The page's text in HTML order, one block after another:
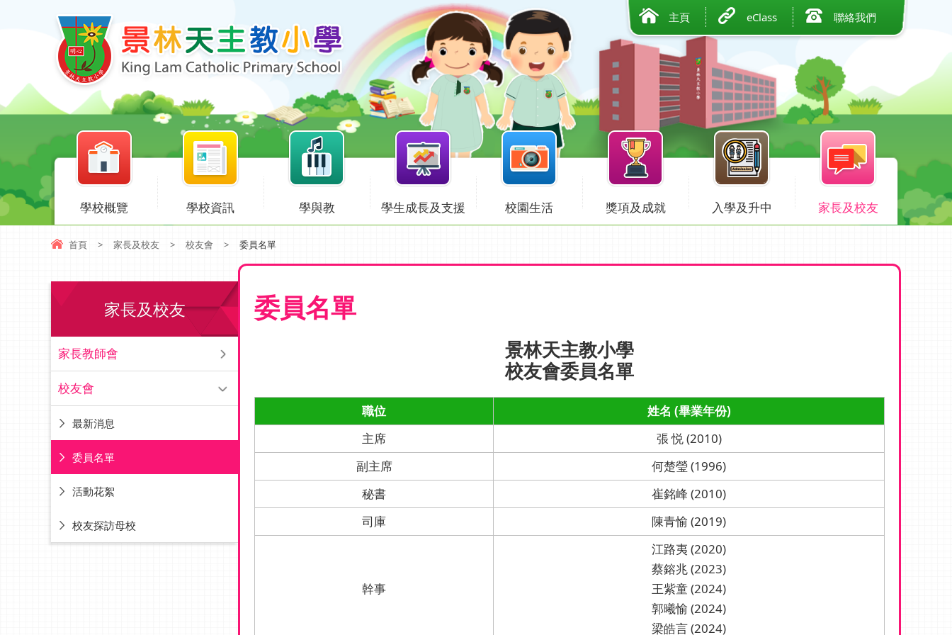
主頁 eClass 聯絡我們
學校概覽 學校資訊 學與教 學生成長及支援 校園生活 獎項及成就 入學及升中 家長及校友
首頁 > 家長及校友 > 校友會 > 委員名單
委員名單
景林天主教小學
校友會委員名單
職位
姓名 (畢業年份)
主席
張 悦 (2010)
副主席
何楚瑩 (1996)
秘書
崔銘峰 (2010)
司庫
陳青愉 (2019)
幹事
江路夷 (2020)
蔡鎔兆 (2023)
王紫童 (2024)
郭曦愉 (2024)
梁皓言 (2024)
家長及校友
家長教師會
校友會
最新消息
委員名單
活動花絮
校友探訪母校